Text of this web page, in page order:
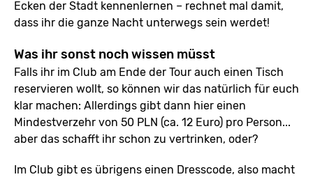
Ecken der Stadt kennenlernen – rechnet mal damit,
dass ihr die ganze Nacht unterwegs sein werdet!
Was ihr sonst noch wissen müsst
Falls ihr im Club am Ende der Tour auch einen Tisch
reservieren wollt, so können wir das natürlich für euch
klar machen: Allerdings gibt dann hier einen
Mindestverzehr von 50 PLN (ca. 12 Euro) pro Person...
aber das schafft ihr schon zu vertrinken, oder?
Im Club gibt es übrigens einen Dresscode, also macht